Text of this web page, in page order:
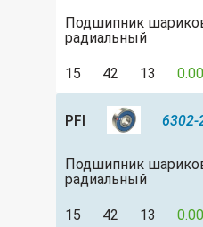
Подшипник
радиальный
15 42 13
PFI 6302-
Подшипник
радиальный
15 42 13